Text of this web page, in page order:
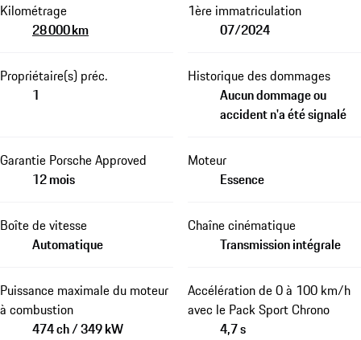
Kilométrage
28 000 km
1ère immatriculation
07/2024
Propriétaire(s) préc.
1
Historique des dommages
Aucun dommage ou
accident n'a été signalé
Garantie Porsche Approved
12 mois
Moteur
Essence
Boîte de vitesse
Automatique
Chaîne cinématique
Transmission intégrale
Puissance maximale du moteur
à combustion
474 ch / 349 kW
Accélération de 0 à 100 km/h
avec le Pack Sport Chrono
4,7 s